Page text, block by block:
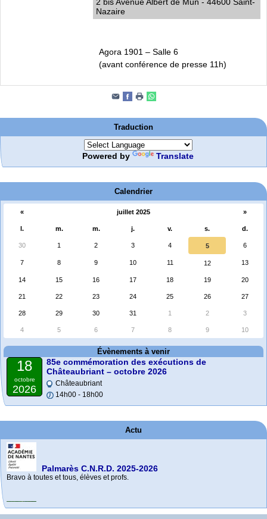
2 bis Avenue Albert de Mun - 44600 Saint-
Nazaire
Agora 1901 – Salle 6
(avant conférence de presse 11h)
Traduction
Powered by Translate
Calendrier
« juillet 2025 »
l. m. m. j. v. s. d.
30 1 2 3 4 5 6
7 8 9 10 11 12 13
14 15 16 17 18 19 20
21 22 23 24 25 26 27
28 29 30 31 1 2 3
4 5 6 7 8 9 10
Évènements à venir
18
octobre
2026
85e commémoration des exécutions de
Châteaubriant – octobre 2026
Châteaubriant
14h00 - 18h00
Actu
Bravo à toutes et tous, élèves et profs.
85 commémoration des exécutions de Châteaubriant